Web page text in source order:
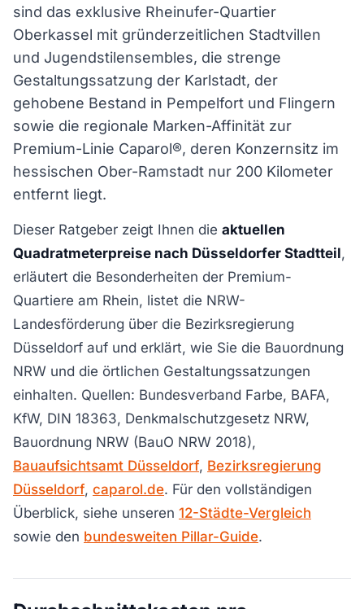
sind das exklusive Rheinufer-Quartier
Oberkassel mit gründerzeitlichen Stadtvillen
und Jugendstilensembles, die strenge
Gestaltungssatzung der Karlstadt, der
gehobene Bestand in Pempelfort und Flingern
sowie die regionale Marken-Affinität zur
Premium-Linie Caparol®, deren Konzernsitz im
hessischen Ober-Ramstadt nur 200 Kilometer
entfernt liegt.
Dieser Ratgeber zeigt Ihnen die aktuellen
Quadratmeterpreise nach Düsseldorfer Stadtteil,
erläutert die Besonderheiten der Premium-
Quartiere am Rhein, listet die NRW-
Landesförderung über die Bezirksregierung
Düsseldorf auf und erklärt, wie Sie die Bauordnung
NRW und die örtlichen Gestaltungssatzungen
einhalten. Quellen: Bundesverband Farbe, BAFA,
KfW, DIN 18363, Denkmalschutzgesetz NRW,
Bauordnung NRW (BauO NRW 2018),
Bauaufsichtsamt Düsseldorf, Bezirksregierung
Düsseldorf, caparol.de. Für den vollständigen
Überblick, siehe unseren 12-Städte-Vergleich
sowie den bundesweiten Pillar-Guide.